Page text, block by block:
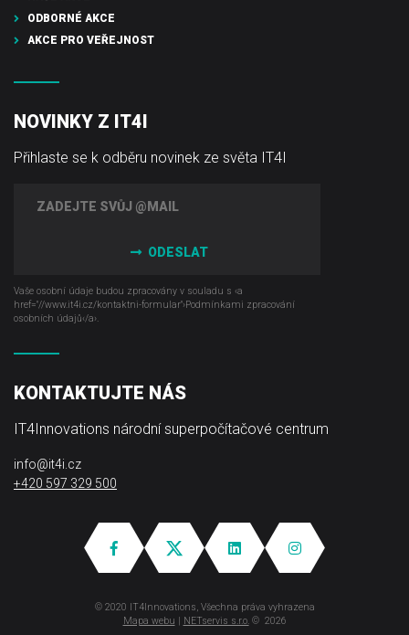
ODBORNÉ AKCE
AKCE PRO VEŘEJNOST
KONTAKTUJTE NÁS
IT4Innovations národní superpočítačové centrum
info@it4i.cz
+420 597 329 500
© 2020 IT4Innovations, Všechna práva vyhrazena
Mapa webu
NETservis s.r.o.© 2026
NOVINKY Z IT4I
Přihlaste se k odběru novinek ze světa IT4I
ODESLAT
Vaše osobní údaje budou zpracovány v souladu s ‹a
href="//www.it4i­.cz/kontaktni-formular"›Podmínkami zpracování
osobních údajů‹/a›.